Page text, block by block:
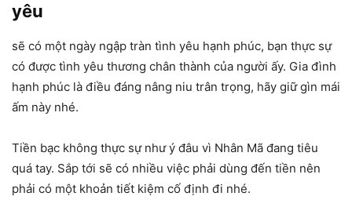
yêu
sẽ có một ngày ngập tràn tình yêu hạnh phúc, bạn thực sự
có được tình yêu thương chân thành của người ấy. Gia đình
hạnh phúc là điều đáng nâng niu trân trọng, hãy giữ gìn mái
ấm này nhé.
Tiền bạc không thực sự như ý đâu vì Nhân Mã đang tiêu
quá tay. Sắp tới sẽ có nhiều việc phải dùng đến tiền nên
phải có một khoản tiết kiệm cố định đi nhé.